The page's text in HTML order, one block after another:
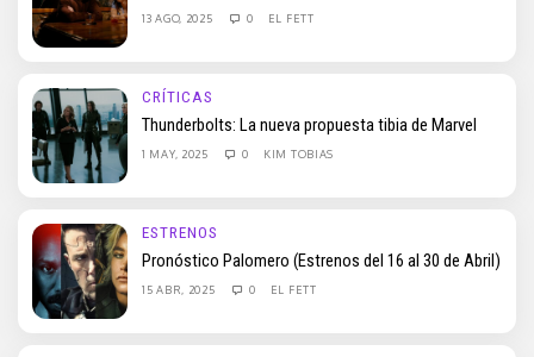
13 AGO, 2025 0 EL FETT
CRÍTICAS
Thunderbolts: La nueva propuesta tibia de Marvel
1 MAY, 2025 0 KIM TOBIAS
ESTRENOS
Pronóstico Palomero (Estrenos del 16 al 30 de Abril)
15 ABR, 2025 0 EL FETT